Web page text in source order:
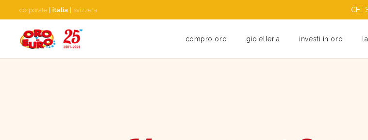
corporate italia svizzera CHI
compro oro gioielleria investi in oro